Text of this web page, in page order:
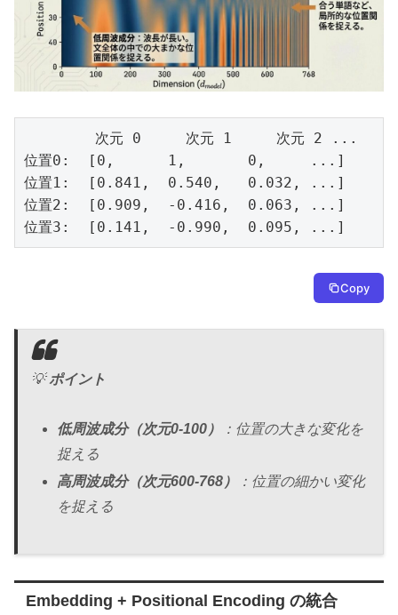
        次元 0     次元 1     次元 2 ...
位置0:  [0,      1,       0,     ...]
位置1:  [0.841,  0.540,   0.032, ...]
位置2:  [0.909,  -0.416,  0.063, ...]
位置3:  [0.141,  -0.990,  0.095, ...]
Copy
💡ポイント
低周波成分（次元0-100）
：位置の大きな変化を
捉える
高周波成分（次元600-768）
：位置の細かい変化
を捉える
Embedding + Positional Encoding の統合